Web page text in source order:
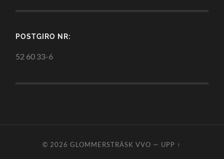
POSTGIRO NR:
52 60 33-6
© 2026GLOMMERSTRÄSK VVO — UPP ↑